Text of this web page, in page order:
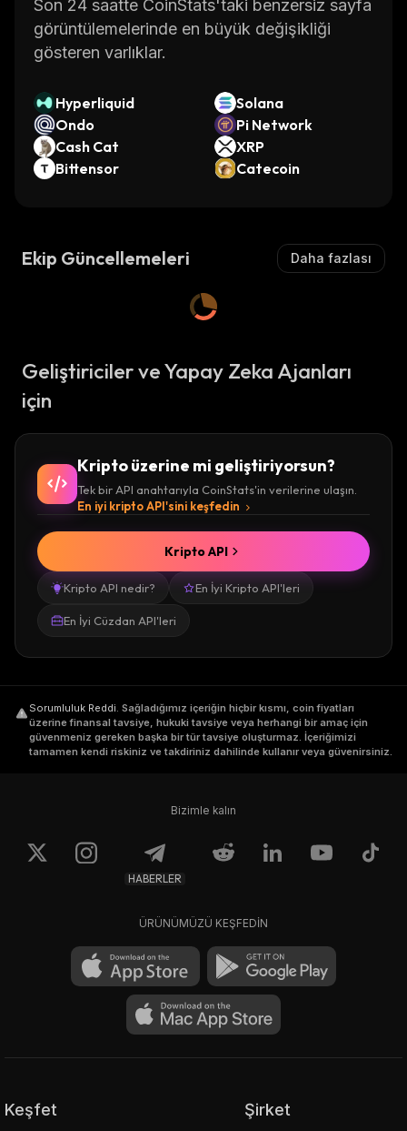
Son 24 saatte CoinStats'taki benzersiz sayfa
görüntülemelerinde en büyük değişikliği
gösteren varlıklar.
Hyperliquid
Solana
Ondo
Pi Network
Cash Cat
XRP
Bittensor
Catecoin
Ekip Güncellemeleri Daha fazlası
Geliştiriciler ve Yapay Zeka Ajanları
için
Kripto üzerine mi geliştiriyorsun?
Tek bir API anahtarıyla CoinStats'in verilerine ulaşın.
En iyi kripto API'sini keşfedin
Kripto API nedir? En İyi Kripto API'leri
En İyi Cüzdan API'leri
Kripto API
Sorumluluk Reddi. Sağladığımız içeriğin hiçbir kısmı, coin fiyatları
üzerine finansal tavsiye, hukuki tavsiye veya herhangi bir amaç için
güvenmeniz gereken başka bir tür tavsiye oluşturmaz. İçeriğimizi
tamamen kendi riskiniz ve takdiriniz dahilinde kullanır veya güvenirsiniz.
Bizimle kalın
HABERLER
ÜRÜNÜMÜZÜ KEŞFEDİN
Keşfet Şirket